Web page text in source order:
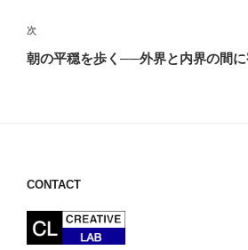
ビ
ゲ
稿
次
の
次
朝の平穏を歩く──外界と内界の間
CONTACT